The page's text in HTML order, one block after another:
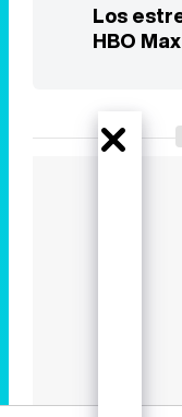
Los
HBO